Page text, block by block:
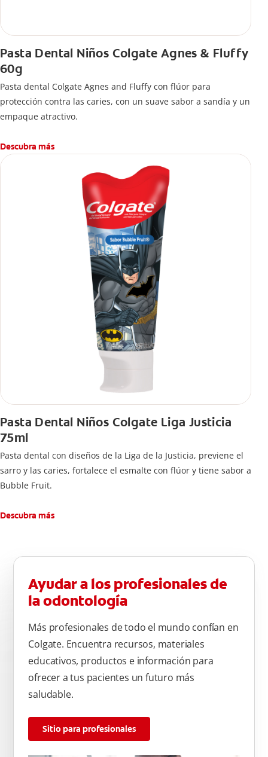
Pasta Dental Niños Colgate Agnes & Fluffy
60g
Pasta dental Colgate Agnes and Fluffy con flúor para
protección contra las caries, con un suave sabor a sandía y un
empaque atractivo.
Descubra más
Pasta Dental Niños Colgate Liga Justicia
75ml
Pasta dental con diseños de la Liga de la Justicia, previene el
sarro y las caries, fortalece el esmalte con flúor y tiene sabor a
Bubble Fruit.
Descubra más
Ayudar a los profesionales de
la odontología
Más profesionales de todo el mundo confían en
Colgate. Encuentra recursos, materiales
educativos, productos e información para
ofrecer a tus pacientes un futuro más
saludable.
Sitio para profesionales